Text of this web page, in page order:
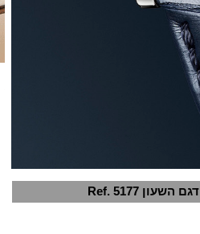
דגם השעון Ref. 5177